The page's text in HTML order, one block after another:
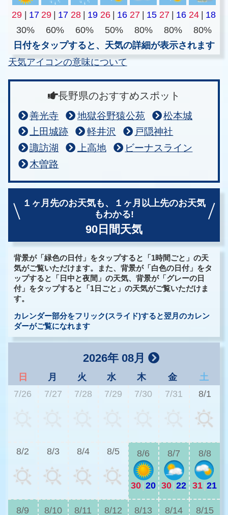
29 | 17 29 | 17 28 | 19 26 | 16 27 | 15 27 | 16 24 | 18
30%
60% 60% 50% 80% 80%
80%
日付をタップすると、天気の詳細が表示されます
天気アイコンの意味について
長野県のおすすめスポット
善光寺 地獄谷野猿公苑
松本城
上田城跡
軽井沢
戸隠神社
諏訪湖
上高地
ビーナスライン
木曽路
１ヶ月先のお天気も、
１ヶ月以上先のお天気
もわかる!
90日間天気
背景が「緑色の日付」をタップすると「1時間ごと」の天
気がご覧いただけます。また、背景が「白色の日付」をタ
ップすると「日中と夜間」の天気、背景が「グレーの日
付」をタップすると「1日ごと」の天気がご覧いただけま
す。
カレンダー部分をフリック(スライド)すると翌月のカレン
ダーがご覧になれます
2026年 08月
日 月 火 水 木 金
土
7/26
7/27 7/28 7/29 7/30 7/31 8/1
8/2 8/3 8/4 8/5 8/6
30|20
8/7
30|22
8/8
31|21
8/9 8/10 8/11 8/12 8/13 8/14 8/15